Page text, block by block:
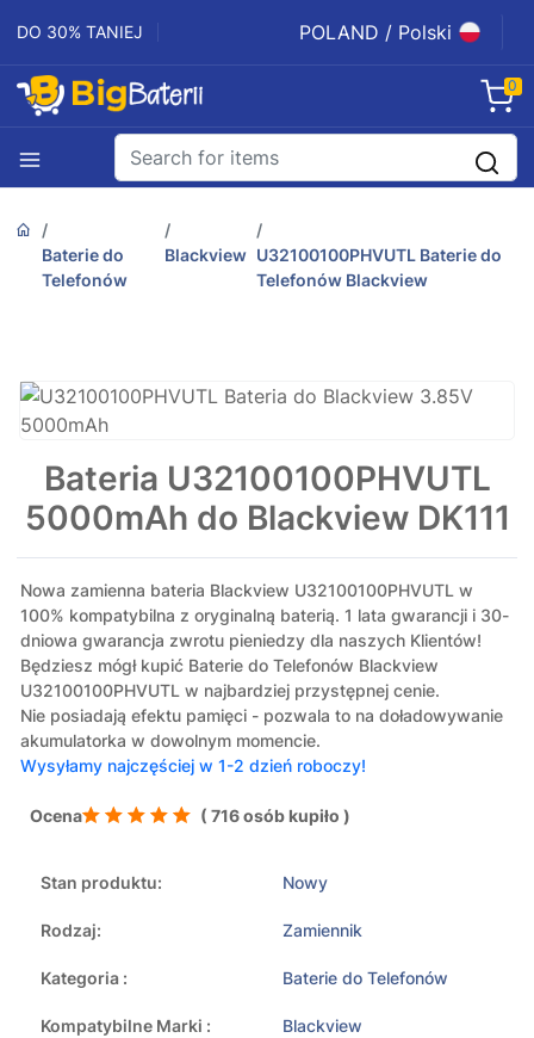
DO 30% TANIEJ POLAND / Polski
0
Baterie do
Telefonów
Blackview U32100100PHVUTL Baterie do
Telefonów Blackview
Bateria U32100100PHVUTL
5000mAh do Blackview DK111
Nowa zamienna bateria Blackview U32100100PHVUTL w
100% kompatybilna z oryginalną baterią. 1 lata gwarancji i 30-
dniowa gwarancja zwrotu pieniedzy dla naszych Klientów!
Będziesz mógł kupić Baterie do Telefonów Blackview
U32100100PHVUTL w najbardziej przystępnej cenie.
Nie posiadają efektu pamięci - pozwala to na doładowywanie
akumulatorka w dowolnym momencie.
Wysyłamy najczęściej w 1-2 dzień roboczy!
Ocena ( 716 osób kupiło )
Stan produktu: Nowy
Rodzaj: Zamiennik
Kategoria : Baterie do Telefonów
Kompatybilne Marki : Blackview